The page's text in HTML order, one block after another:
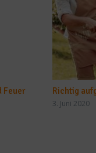
Feuer Richtig
3. Juni 2020